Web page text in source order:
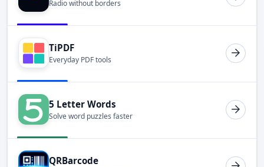
Radio without borders
TiPDF
Everyday PDF tools
5 Letter Words
Solve word puzzles faster
QRBarcode